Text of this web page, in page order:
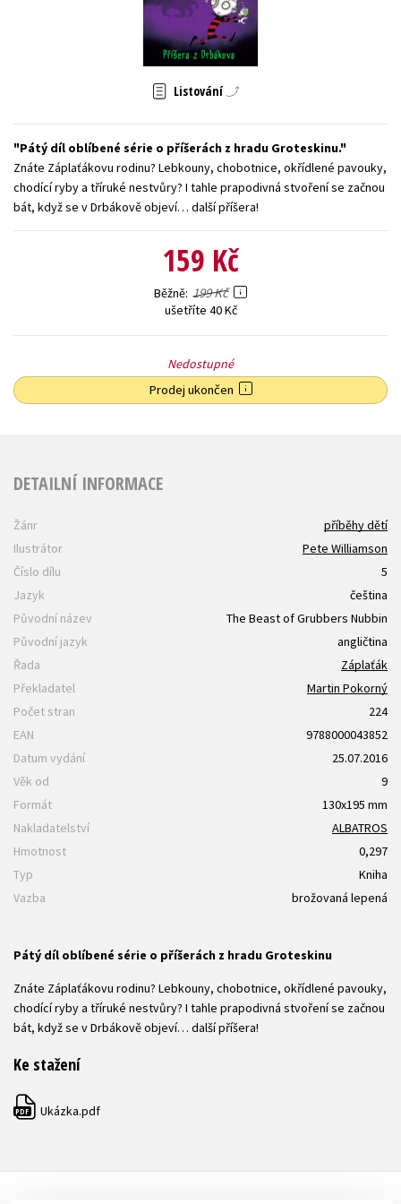
Zahraniční literatura
Všechny tituly
Listování
Pátý díl oblíbené série o příšerách z hradu Groteskinu.
Znáte Záplaťákovu rodinu? Lebkouny, chobotnice, okřídlené pavouky,
chodící ryby a tříruké nestvůry? I tahle prapodivná stvoření se začnou
bát, když se v Drbákově objeví… další příšera!
159 Kč
Běžně 199 Kč
ušetříte 40 Kč
Nedostupné
Prodej ukončen
DETAILNÍ INFORMACE
Žánr
příběhy dětí
Ilustrátor
Pete Williamson
Číslo dílu
5
Jazyk
čeština
Původní název
The Beast of Grubbers Nubbin
Původní jazyk
angličtina
Řada
Záplaťák
Překladatel
Martin Pokorný
Počet stran
224
EAN
9788000043852
Datum vydání
25.07.2016
Věk od
9
Formát
130x195 mm
Nakladatelství
ALBATROS
Hmotnost
0,297
Typ
Kniha
Vazba
brožovaná lepená
Pátý díl oblíbené série o příšerách z hradu Groteskinu
Znáte Záplaťákovu rodinu? Lebkouny, chobotnice, okřídlené pavouky,
chodící ryby a tříruké nestvůry? I tahle prapodivná stvoření se začnou
bát, když se v Drbákově objeví… další příšera!
Ke stažení
PDF Ukázka.pdf